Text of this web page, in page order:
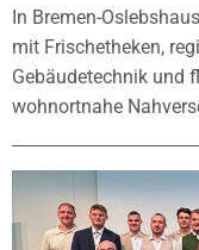
In Bremen-
mit Frischetheken,
Gebäudetechnik und
wohnortnahe